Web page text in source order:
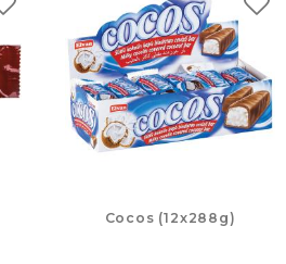
إضافة إلى المفضلات
Cocos (12x288g)